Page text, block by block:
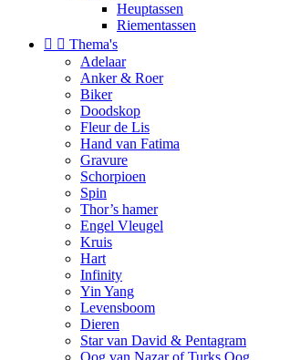
Heuptassen
Riementassen
  Thema's
Adelaar
Anker & Roer
Biker
Doodskop
Fleur de Lis
Hand van Fatima
Gravure
Schorpioen
Spin
Thor’s hamer
Engel Vleugel
Kruis
Hart
Infinity
Yin Yang
Levensboom
Dieren
Star van David & Pentagram
Oog van Nazar of Turks Oog